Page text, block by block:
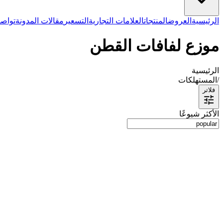
الرئيسية العروضالمنتجاتالعلامات التجارية التسعير مقالات المدونة
موزع لفافات القطن
الرئيسية
/ المستهلكات
فلاتر
الأكثر شيوعًا